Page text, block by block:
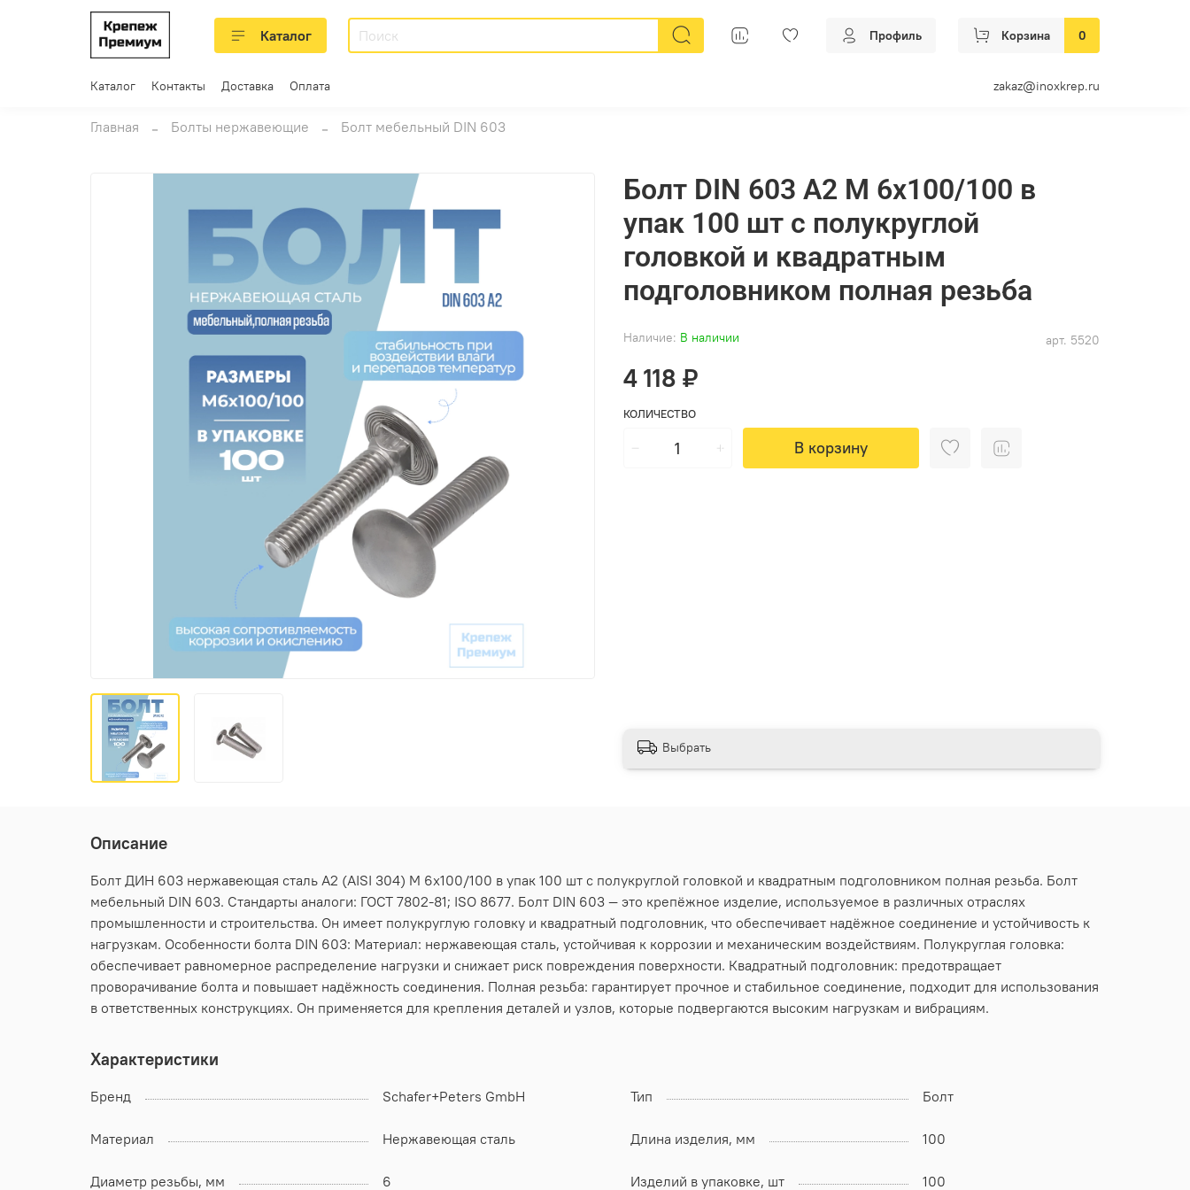
Каталог Профиль Корзина 0
Каталог Контакты Доставка Оплата zakaz@inoxkrep.ru
Главная Болты нержавеющие Болт мебельный DIN 603
арт. 5520
Наличие: В наличии
Болт DIN 603 А2 M 6х100/100 в
упак 100 шт с полукруглой
головкой и квадратным
подголовником полная резьба
4 118 ₽
КОЛИЧЕСТВО
В корзину
Выбрать
Описание
Болт ДИН 603 нержавеющая сталь А2 (AISI 304) M 6х100/100 в упак 100 шт с полукруглой головкой и квадратным подголовником полная резьба. Болт
мебельный DIN 603. Стандарты аналоги: ГОСТ 7802-81; ISO 8677. Болт DIN 603 — это крепёжное изделие, используемое в различных отраслях
промышленности и строительства. Он имеет полукруглую головку и квадратный подголовник, что обеспечивает надёжное соединение и устойчивость к
нагрузкам. Особенности болта DIN 603: Материал: нержавеющая сталь, устойчивая к коррозии и механическим воздействиям. Полукруглая головка:
обеспечивает равномерное распределение нагрузки и снижает риск повреждения поверхности. Квадратный подголовник: предотвращает
проворачивание болта и повышает надёжность соединения. Полная резьба: гарантирует прочное и стабильное соединение, подходит для использования
в ответственных конструкциях. Он применяется для крепления деталей и узлов, которые подвергаются высоким нагрузкам и вибрациям.
Характеристики
Бренд Schafer+Peters GmbH Тип Болт
Материал Нержавеющая сталь Длина изделия, мм 100
Диаметр резьбы, мм 6 Изделий в упаковке, шт 100